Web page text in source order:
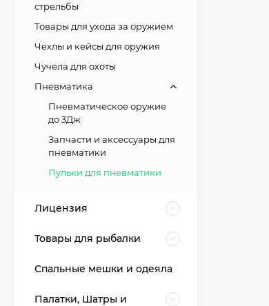
стрельбы
Товары для ухода за оружием
Чехлы и кейсы для оружия
Чучела для охоты
Пневматика
Пневматическое оружие
до 3Дж
Запчасти и аксессуары для
пневматики
Пульки для пневматики
Лицензия
Товары для рыбалки
Спальные мешки и одеяла
Палатки, Шатры и